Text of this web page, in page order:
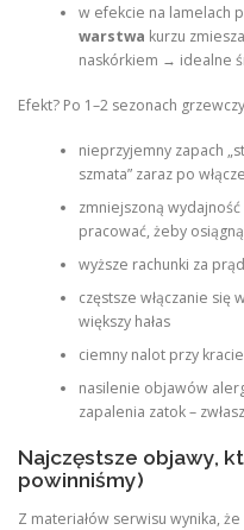
w efekcie na lamelach
warstwa kurzu
naskórkiem → idealne
Efekt? Po 1–2 sezonach
nieprzyjemny zapach
szmata” zaraz po
zmniejszoną
pracować, żeby
wyższe rachunki za
częstsze włączanie
większy hałas
ciemny nalot przy
nasilenie objawów
zapalenia zatok –
Najczęstsze objawy,
powinniśmy)
Z materiałów serwisu wynika,